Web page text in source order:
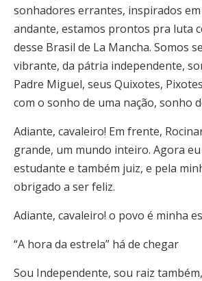
sonhadores errantes, inspirados
andante, estamos prontos pra luta
desse Brasil de La Mancha. Somos
vibrante, da pátria independente,
Padre Miguel, seus Quixotes,
com o sonho de uma nação, sonho
Adiante, cavaleiro! Em frente,
grande, um mundo inteiro. Agora
estudante e também juiz, e pela
obrigado a ser feliz.
Adiante, cavaleiro! o povo é minha
“A hora da estrela” há de chegar
Sou Independente, sou raiz